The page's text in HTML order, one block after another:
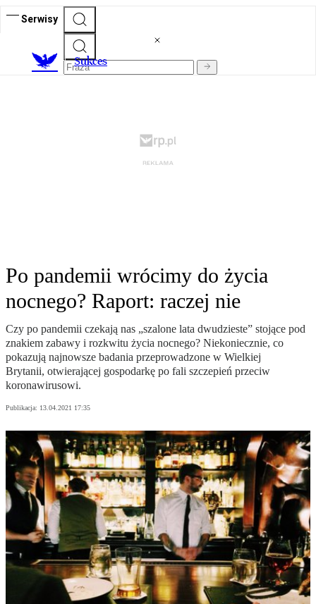
Serwisy
Sukces
Po pandemii wrócimy do życia
nocnego? Raport: raczej nie
Czy po pandemii czekają nas „szalone lata dwudzieste” stojące pod
znakiem zabawy i rozkwitu życia nocnego? Niekoniecznie, co
pokazują najnowsze badania przeprowadzone w Wielkiej
Brytanii, otwierającej gospodarkę po fali szczepień przeciw
koronawirusowi.
Publikacja: 13.04.2021 17:35